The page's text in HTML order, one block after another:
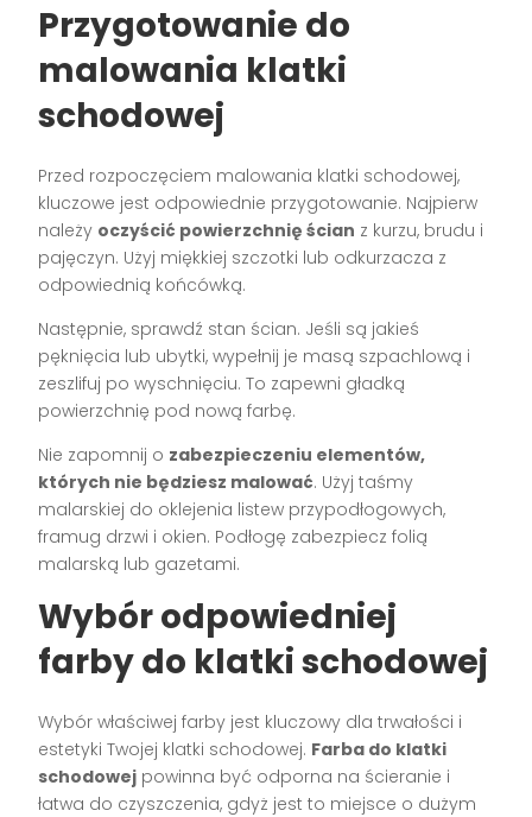
Przygotowanie do
malowania klatki
schodowej
Przed rozpoczęciem malowania klatki schodowej,
kluczowe jest odpowiednie przygotowanie. Najpierw
należy oczyścić powierzchnię ścian z kurzu, brudu i
pajęczyn. Użyj miękkiej szczotki lub odkurzacza z
odpowiednią końcówką.
Następnie, sprawdź stan ścian. Jeśli są jakieś
pęknięcia lub ubytki, wypełnij je masą szpachlową i
zeszlifuj po wyschnięciu. To zapewni gładką
powierzchnię pod nową farbę.
Nie zapomnij o zabezpieczeniu elementów,
których nie będziesz malować. Użyj taśmy
malarskiej do oklejenia listew przypodłogowych,
framug drzwi i okien. Podłogę zabezpiecz folią
malarską lub gazetami.
Wybór odpowiedniej
farby do klatki schodowej
Wybór właściwej farby jest kluczowy dla trwałości i
estetyki Twojej klatki schodowej. Farba do klatki
schodowej powinna być odporna na ścieranie i
łatwa do czyszczenia, gdyż jest to miejsce o dużym